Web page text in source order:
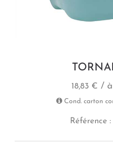
18,83 € /
Cond. carton
Référence :